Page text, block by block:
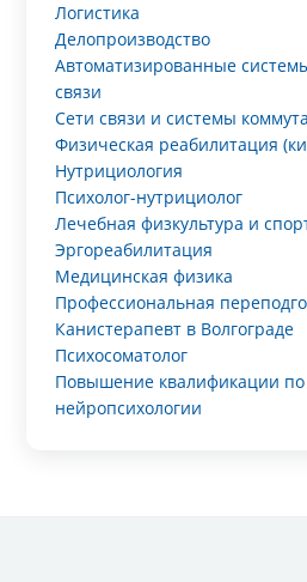
Логистика
Делопроизводство
Автоматизированные
связи
Сети связи и системы
Физическая реабилитация
Нутрициология
Психолог-нутрициолог
Лечебная физкультура и
Эргореабилитация
Медицинская физика
Профессиональная
Канистерапевт в Волгограде
Психосоматолог
Повышение квалификации по
нейропсихологии